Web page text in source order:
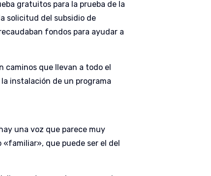
gratuitos para la prueba de la
solicitud del subsidio de
fondos para ayudar a
caminos que llevan a todo el
instalación de un programa
una voz que parece muy
que puede ser el del